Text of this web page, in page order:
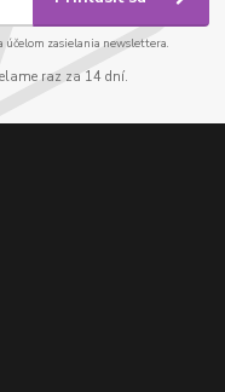
účelom zasielania newslettera.
raz za 14 dní.